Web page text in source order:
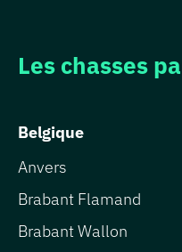
Les chasses
Belgique
Anvers
Brabant Flamand
Brabant Wallon